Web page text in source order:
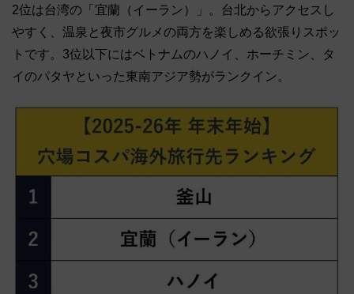
2位は台湾の「宜蘭（イーラン）」。台北からアクセスし
やすく、温泉と夜市グルメの両方を楽しめる欲張りスポッ
トです。3位以下にはベトナムのハノイ、ホーチミン、タ
イのパタヤといった東南アジア勢がランクイン。